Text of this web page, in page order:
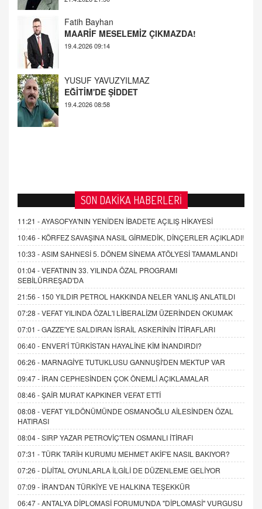
YUSUF YAVUZYILMAZ
EĞİTİM'DE ŞİDDET
19.4.2026 08:58
AHMED ÇITLAKOĞLU
OKUL SALDIRILARININ ORTAYA ÇIKARTTIĞI
GERÇEK!
SON DAKİKA HABERLERİ
11:21 -AYASOFYA'NIN YENİDEN İBADETE AÇILIŞ HİKAYESİ
10:46 - KÖRFEZ SAVAŞINA NASIL GİRMEDİK, DİNÇERLER AÇIKLADI!
10:33 -ASIM SAHNESİ 5. DÖNEM SİNEMA ATÖLYESİ TAMAMLANDI
01:04 -VEFATININ 33. YILINDA ÖZAL PROGRAMI
SEBİLÜRREŞAD'DA
21:56 - 150 YILDIR PETROL HAKKINDA NELER YANLIŞ ANLATILDI
07:28 -VEFAT YILINDA ÖZAL'I LİBERALİZM ÜZERİNDEN OKUMAK
07:01 -GAZZE'YE SALDIRAN İSRAİL ASKERİNİN İTİRAFLARI
06:40 - ENVER'İ TÜRKİSTAN HAYALİNE KİM İNANDIRDI?
06:26 - MARNAGİYE TUTUKLUSU GANNUŞİ'DEN MEKTUP VAR
09:47 - İRAN CEPHESİNDEN ÇOK ÖNEMLİ AÇIKLAMALAR
08:46 -ŞAİR MURAT KAPKINER VEFAT ETTİ
08:08 -VEFAT YILDÖNÜMÜNDE OSMANOĞLU AİLESİNDEN ÖZAL
HATIRASI
08:04 -SIRP YAZAR PETROVİÇ'TEN OSMANLI İTİRAFI
07:31 -TÜRK TARİH KURUMU MEHMET AKİF'E NASIL BAKIYOR?
07:26 - DİJİTAL OYUNLARLA İLGİLİ DE DÜZENLEME GELİYOR
07:09 - İRAN'DAN TÜRKİYE VE HALKINA TEŞEKKÜR
06:47 -ANTALYA DİPLOMASİ FORUMU'NDA "DİPLOMASİ" VURGUSU